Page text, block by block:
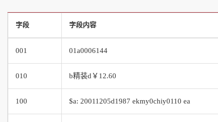
字段 字段内容
001 01a0006144
010 b精装d￥12.60
100 $a: 20011205d1987 ekmy0chiy0110 ea